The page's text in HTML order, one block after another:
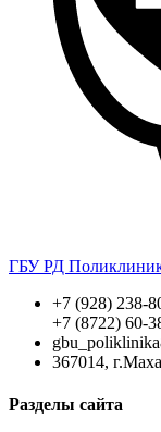
ГБУ РД
+7 (928) 238-
+7 (8722) 60-
367014,
Разделы сайта